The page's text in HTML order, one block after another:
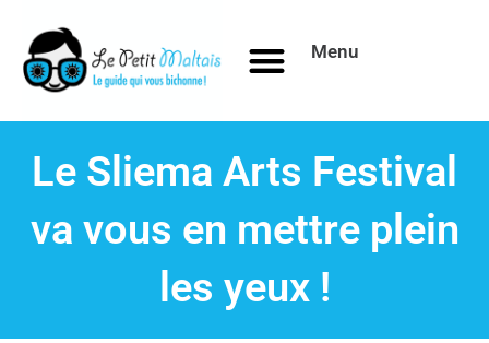
contenu
Menu
Le Sliema Arts Festival
va vous en mettre plein
les yeux !